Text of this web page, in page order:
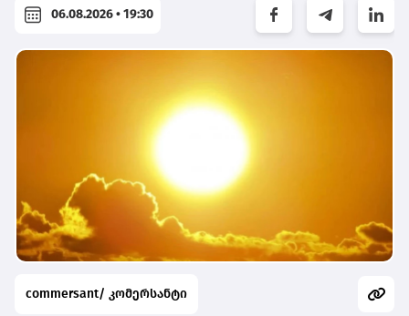
06.08.2026 • 19:30
commersant/ კომერსანტი